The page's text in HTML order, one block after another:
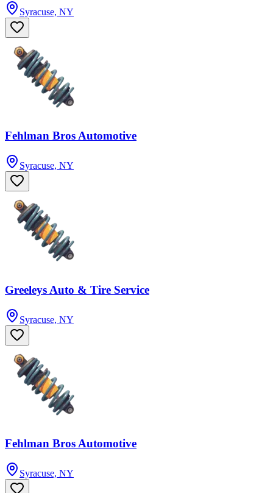
Syracuse, NY
Fehlman Bros Automotive
Syracuse, NY
Greeleys Auto & Tire Service
Syracuse, NY
Fehlman Bros Automotive
Syracuse, NY